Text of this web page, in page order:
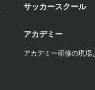
サッカースクール
アカデミー
アカデミー研修の現場